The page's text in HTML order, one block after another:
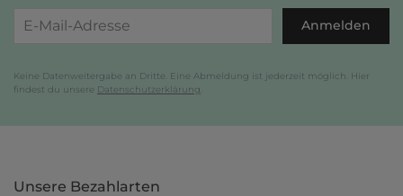
Anmelden
Keine Datenweitergabe an Dritte. Eine Abmeldung ist jederzeit möglich. Hier
findest du unsere Datenschutzerklärung
Unsere Bezahlarten